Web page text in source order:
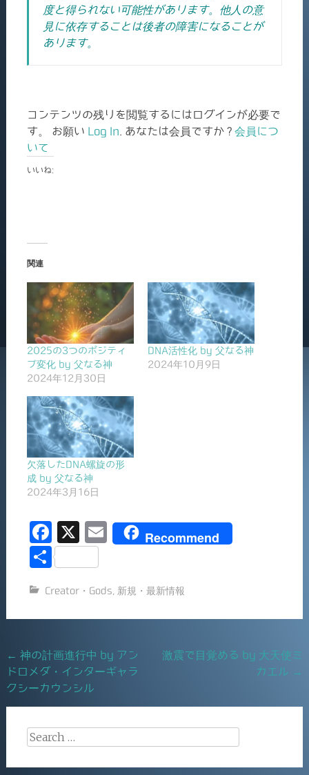
度と得られない可能性があります。他人の意
見に依存することは後者の障害になることが
あります。
コンテンツの残りを閲覧するにはログインが必要で
す。 お願い Log In . あなたは会員ですか ? 会員につ
いて
いいね:
関連
2025の3つのポジティ
ブ変化 by 父なる神
2024年12月30日
DNA活性化 by 父なる神
2024年10月9日
欠落したDNA螺旋の形
成 by 父なる神
2024年3月16日
F
a
e
b
o
k
X
E
l
Recommend
共
Creator・Gods 新規・最新情報
Post
navigation
← 神の計画進行中 by アン
ドロメダ・インターギャラ
クシーカウンシル
激震で目覚める by 大天使ミ
カエル →
Search